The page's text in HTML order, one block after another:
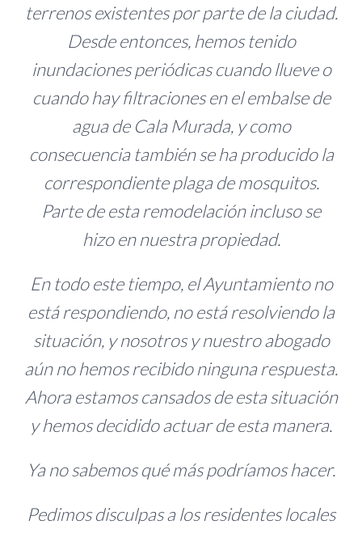
terrenos existentes por parte de la ciudad.
Desde entonces, hemos tenido
inundaciones periódicas cuando llueve o
cuando hay filtraciones en el embalse de
agua de Cala Murada, y como
consecuencia también se ha producido la
correspondiente plaga de mosquitos.
Parte de esta remodelación incluso se
hizo en nuestra propiedad.
En todo este tiempo, el Ayuntamiento no
está respondiendo, no está resolviendo la
situación, y nosotros y nuestro abogado
aún no hemos recibido ninguna respuesta.
Ahora estamos cansados ​​de esta situación
y hemos decidido actuar de esta manera.
Ya no sabemos qué más podríamos hacer.
Pedimos disculpas a los residentes locales